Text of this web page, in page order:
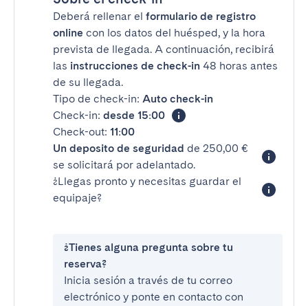
Deberá rellenar el formulario de registro
online con los datos del huésped, y la hora
prevista de llegada. A continuación, recibirá
las instrucciones de check-in 48 horas antes
de su llegada.
Tipo de check-in: Auto check-in
Check-in: desde 15:00
Check-out: 11:00
Un deposito de seguridad de 250,00 €
se solicitará por adelantado.
¿Llegas pronto y necesitas guardar el
equipaje?
¿Tienes alguna pregunta sobre tu
reserva?
Inicia sesión a través de tu correo
electrónico y ponte en contacto con